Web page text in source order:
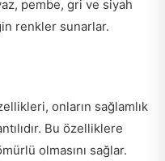
pembe, gri ve siyah
renkler sunarlar.
onların sağlamlık
Bu özelliklere
olmasını sağlar.